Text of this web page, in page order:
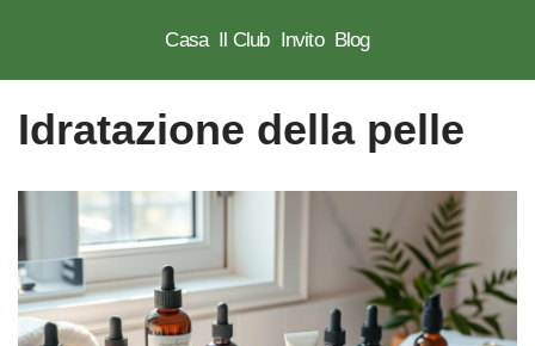
contenuto
Casa Il Club Invito Blog
Idratazione della pelle